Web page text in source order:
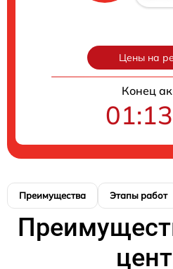
Цены на
Конец
Преимущества Этапы работ